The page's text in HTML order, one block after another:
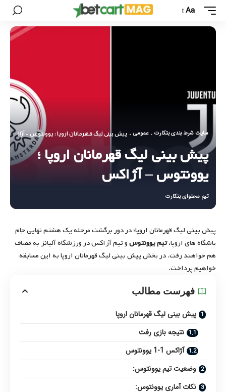
Aa
سایت شرط بندی بتکارت - عمومی - پیش بینی لیگ قهرمانان اروپا ؛ یوونتوس – آژاکس
پیش بینی لیگ قهرمانان اروپا ؛
یوونتوس – آژاکس
تیم محتوای بتکارت
پیش بینی لیگ قهرمانان اروپا؛ در دور برگشت مرحله یک هشتم نهایی جام
باشگاه های اروپا،تیم یوونتوسو تیم آژاکس در ورزشگاه آلیانز به مصاف
هم خواهند رفت. در بخش پیش بینی لیگ قهرمانان اروپا به این مسابقه
خواهیم پرداخت.
فهرست مطالب
پیش بینی لیگ قهرمانان اروپا
نتیجه بازی رفت
آژاکس 1-1 یوونتوس
وضعیت تیم یوونتوس:
نکات آماری یوونتوس: